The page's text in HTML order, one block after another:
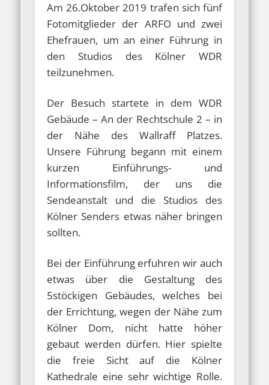
Am 26.Oktober 2019 trafen sich fünf
Fotomitglieder der ARFO und zwei
Ehefrauen, um an einer Führung in
den Studios des Kölner WDR
teilzunehmen.
Der Besuch startete in dem WDR
Gebäude – An der Rechtschule 2 – in
der Nähe des Wallraff Platzes.
Unsere Führung begann mit einem
kurzen Einführungs- und
Informationsfilm, der uns die
Sendeanstalt und die Studios des
Kölner Senders etwas näher bringen
sollten.
Bei der Einführung erfuhren wir auch
etwas über die Gestaltung des
5stöckigen Gebäudes, welches bei
der Errichtung, wegen der Nähe zum
Kölner Dom, nicht hatte höher
gebaut werden dürfen. Hier spielte
die freie Sicht auf die Kölner
Kathedrale eine sehr wichtige Rolle.